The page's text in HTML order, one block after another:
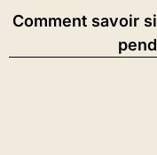
Comment savoir